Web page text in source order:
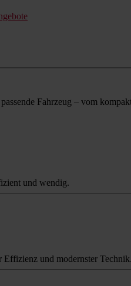
Fahrzeug – vom
und wendig.
und modernster Technik.